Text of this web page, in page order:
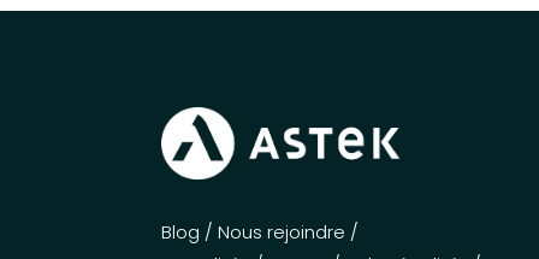
Blog /Nous rejoindre /